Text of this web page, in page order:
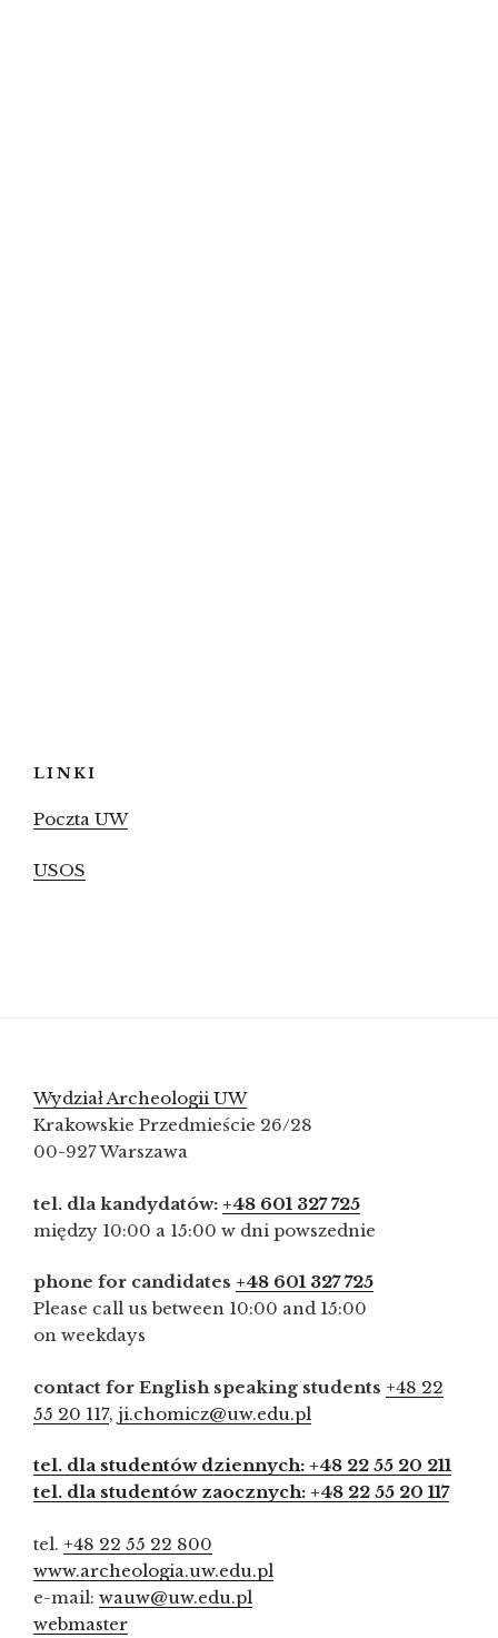
LINKI
Poczta UW
USOS
Wydział Archeologii UW
Krakowskie Przedmieście 26/28
00-927 Warszawa
tel. dla kandydatów: +48 601 327 725
między 10:00 a 15:00 w dni powszednie
phone for candidates +48 601 327 725
Please call us between 10:00 and 15:00
on weekdays
contact for English speaking students +48 22
55 20 117, ji.chomicz@uw.edu.pl
tel. dla studentów dziennych: +48 22 55 20 211
tel. dla studentów zaocznych: +48 22 55 20 117
tel. +48 22 55 22 800
www.archeologia.uw.edu.pl
e-mail: wauw@uw.edu.pl
webmaster